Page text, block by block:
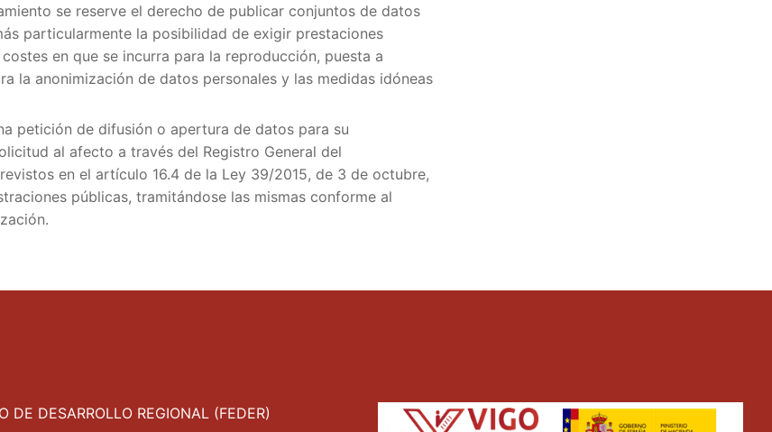
se reserve el derecho de publicar conjuntos de datos
particularmente la posibilidad de exigir prestaciones
en que se incurra para la reproducción, puesta a
la anonimización de datos personales y las medidas idóneas
petición de difusión o apertura de datos para su
al afecto a través del Registro General del
en el artículo 16.4 de la Ley 39/2015, de 3 de octubre,
públicas, tramitándose las mismas conforme al
DE DESARROLLO REGIONAL (FEDER)